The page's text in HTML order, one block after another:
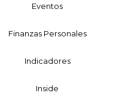
Eventos
Finanzas Personales
Indicadores
Inside